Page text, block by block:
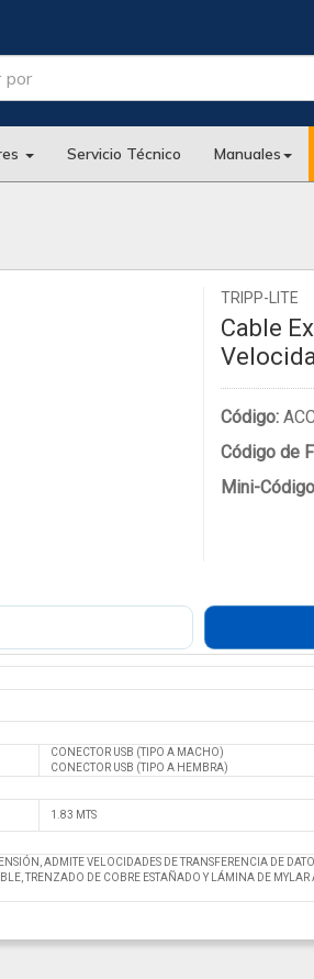
Servicio Técnico Manuales
TRIPP-LITE
Cable
Código:
Código de
Mini-
CONECTOR USB (TIPO A MACHO)
CONECTOR USB (TIPO A HEMBRA)
1.83 MTS
ADMITE VELOCIDADES DE TRANSFERENCIA DE
TRENZADO DE COBRE ESTAÑADO Y LÁMINA DE